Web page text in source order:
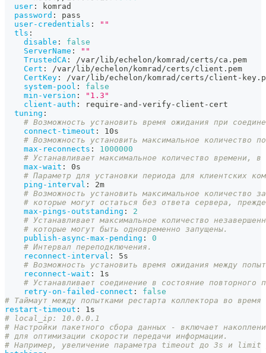
user :
komrad
password :
pass
user-credentials :
""
tls :
disable :
false
ServerName :
""
TrustedCA :
/var/lib/echelon/komrad/certs/ca.pem
Cert :
/var/lib/echelon/komrad/certs/client.pem
CertKey : /var/lib/echelon/komrad/certs/client -
system-pool :
false
min-version :
"1.3"
client-auth : require - and -verify- client - cert
tuning :
# Возможность установить время ожидания при
connect-timeout :
10s
# Возможность установить максимальное количество
max-reconnects :
1000000
# Устанавливает максимальное количество времени,
max-wait :
0s
# Параметр для установки периода для клиентских
ping-interval :
2m
# Возможность установить максимальное количество
# которые могут остаться без ответа сервера,
max-pings-outstanding :
2
# Устанавливает максимальное количество
# которые могут быть одновременно запущены.
publish-async-max-pending :
0
# Интервал переподключения.
reconnect-interval :
5s
# Возможность установить время ожидания между
reconnect-wait :
1s
# Устанавливает соединение в состояние
retry-on-failed-connect :
false
# Таймаут между попытками рестарта коллектора во
restart-timeout :
1s
# local_ip: 10.0.0.1
# Настройки пакетного сбора данных - включает
# для оптимизации скорости передачи информации.
# Например, увеличение параметра timeout до 3s и limit